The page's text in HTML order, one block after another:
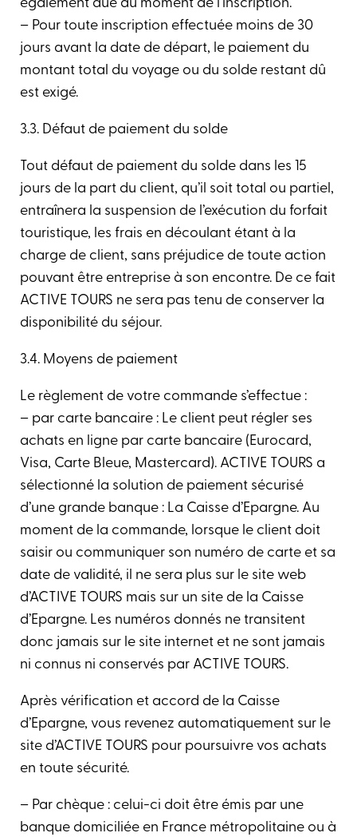
également due au moment de l’inscription.
– Pour toute inscription effectuée moins de 30
jours avant la date de départ, le paiement du
montant total du voyage ou du solde restant dû
est exigé.
3.3. Défaut de paiement du solde
Tout défaut de paiement du solde dans les 15
jours de la part du client, qu’il soit total ou partiel,
entraînera la suspension de l’exécution du forfait
touristique, les frais en découlant étant à la
charge de client, sans préjudice de toute action
pouvant être entreprise à son encontre. De ce fait
ACTIVE TOURS ne sera pas tenu de conserver la
disponibilité du séjour.
3.4. Moyens de paiement
Le règlement de votre commande s’effectue :
– par carte bancaire : Le client peut régler ses
achats en ligne par carte bancaire (Eurocard,
Visa, Carte Bleue, Mastercard). ACTIVE TOURS a
sélectionné la solution de paiement sécurisé
d’une grande banque : La Caisse d’Epargne. Au
moment de la commande, lorsque le client doit
saisir ou communiquer son numéro de carte et sa
date de validité, il ne sera plus sur le site web
d’ACTIVE TOURS mais sur un site de la Caisse
d’Epargne. Les numéros donnés ne transitent
donc jamais sur le site internet et ne sont jamais
ni connus ni conservés par ACTIVE TOURS.
Après vérification et accord de la Caisse
d’Epargne, vous revenez automatiquement sur le
site d’ACTIVE TOURS pour poursuivre vos achats
en toute sécurité.
– Par chèque : celui-ci doit être émis par une
banque domiciliée en France métropolitaine ou à